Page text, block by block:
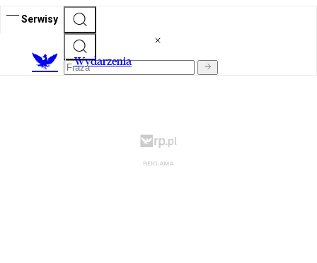
Serwisy
Wydarzenia